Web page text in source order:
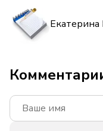
Екатерина